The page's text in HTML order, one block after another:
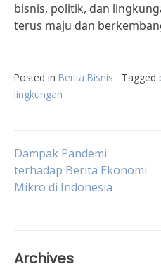
bisnis, politik, dan
terus maju dan
Posted in Berita Bisnis Tagged
lingkungan
Post
navigation
Dampak Pandemi
terhadap Berita Ekonomi
Mikro di Indonesia
Archives